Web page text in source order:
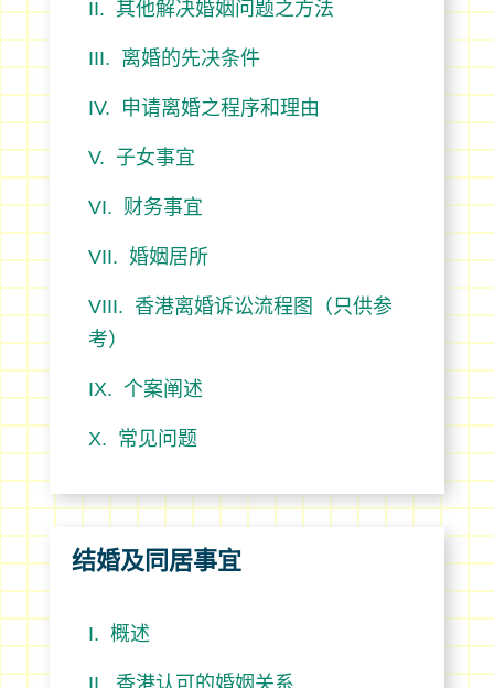
其他解决婚姻问题之方法
离婚的先决条件
申请离婚之程序和理由
子女事宜
财务事宜
婚姻居所
香港离婚诉讼流程图（只供参
考）
个案阐述
常见问题
结婚及同居事宜
概述
香港认可的婚姻关系